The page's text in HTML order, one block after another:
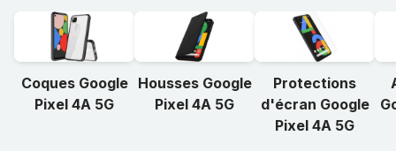
Coques Google
Pixel 4A 5G
Housses Google
Pixel 4A 5G
Protections
d'écran Google
Pixel 4A 5G